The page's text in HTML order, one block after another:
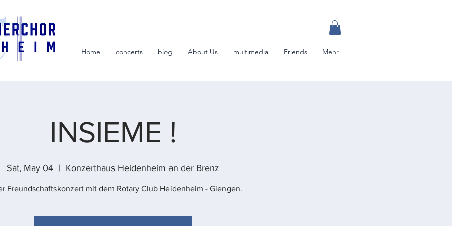
Home concerts blog About Us multimedia Friends Mehr
INSIEME !
Sat, May 04
  |
Konzerthaus Heidenheim an der Brenz
Freundschaftskonzert mit dem Rotary Club Heidenheim - Giengen.